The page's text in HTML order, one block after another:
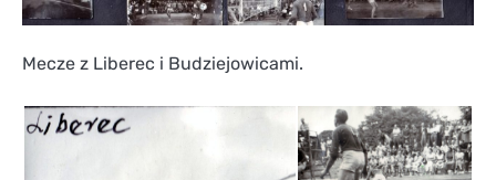
Mecze z Liberec i Budziejowicami.